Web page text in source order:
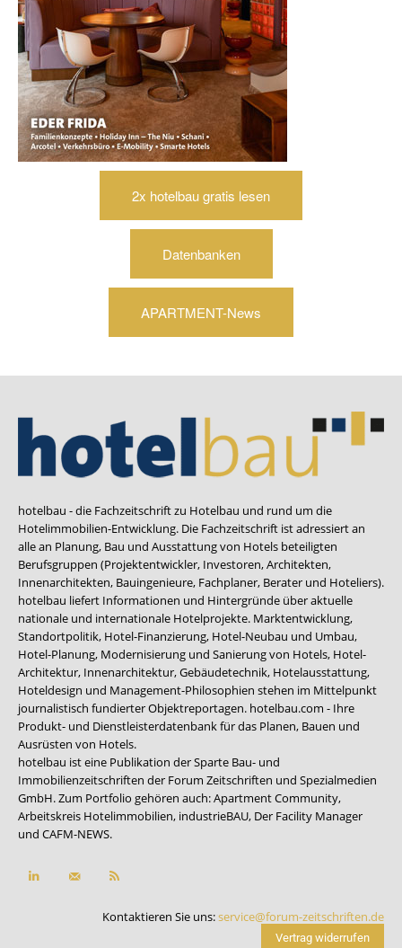
2x hotelbau gratis lesen
Datenbanken
APARTMENT-News
hotelbau - die Fachzeitschrift zu Hotelbau und rund um die
Hotelimmobilien-Entwicklung. Die Fachzeitschrift ist adressiert an
alle an Planung, Bau und Ausstattung von Hotels beteiligten
Berufsgruppen (Projektentwickler, Investoren, Architekten,
Innenarchitekten, Bauingenieure, Fachplaner, Berater und Hoteliers).
hotelbau liefert Informationen und Hintergründe über aktuelle
nationale und internationale Hotelprojekte. Marktentwicklung,
Standortpolitik, Hotel-Finanzierung, Hotel-Neubau und Umbau,
Hotel-Planung, Modernisierung und Sanierung von Hotels, Hotel-
Architektur, Innenarchitektur, Gebäudetechnik, Hotelausstattung,
Hoteldesign und Management-Philosophien stehen im Mittelpunkt
journalistisch fundierter Objektreportagen. hotelbau.com - Ihre
Produkt- und Dienstleisterdatenbank für das Planen, Bauen und
Ausrüsten von Hotels.
hotelbau ist eine Publikation der Sparte Bau- und
Immobilienzeitschriften der Forum Zeitschriften und Spezialmedien
GmbH. Zum Portfolio gehören auch:Apartment Community,
Arbeitskreis Hotelimmobilien, industrieBAU, Der Facility Manager
und CAFM-NEWS.
Kontaktieren Sie uns:service@forum-zeitschriften.de
Vertrag widerrufen